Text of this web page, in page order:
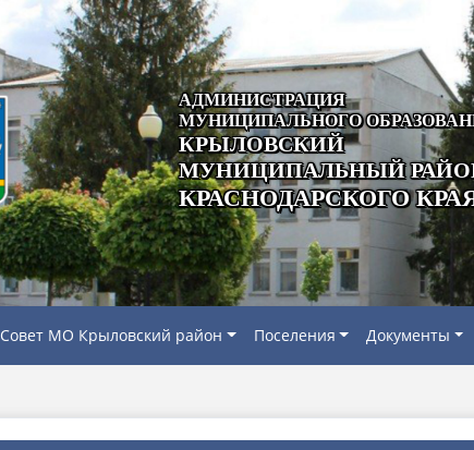
АДМИНИСТРАЦИЯ
МУНИЦИПАЛЬНОГО
КРЫЛОВСКИЙ
МУНИЦИПАЛЬНЫЙ
КРАСНОДАРСКОГО
Совет МО Крыловский район Поселения Документы